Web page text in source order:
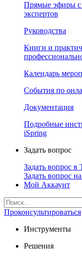
Прямые эфиры с
экспертов
Руководства
Книги и
Календарь
События по
Документация
Подробные
iSpring
Задать вопрос
Задать вопрос в
Задать вопрос
Мой Аккаунт
Проконсультироваться
Инструменты
Решения